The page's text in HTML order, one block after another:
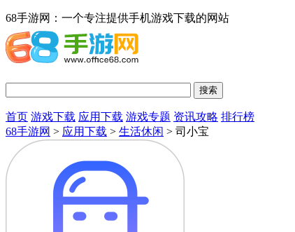
68手游网：一个专注提供手机游戏下载的网站
首页 游戏下载 应用下载 游戏专题 资讯攻略 排行榜
68手游网 > 应用下载 > 生活休闲 > 司小宝